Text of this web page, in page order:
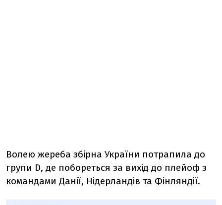
Волею жереба збірна України потрапила до
групи D, де побореться за вихід до плейоф з
командами Данії, Нідерландів та Фінляндії.